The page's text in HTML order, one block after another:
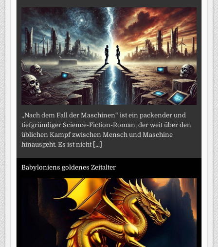
„Nach dem Fall der Maschinen“ ist ein packender und
tiefgründiger Science-Fiction-Roman, der weit über den
üblichen Kampf zwischen Mensch und Maschine
hinausgeht. Es ist nicht [...]
Babyloniens goldenes Zeitalter